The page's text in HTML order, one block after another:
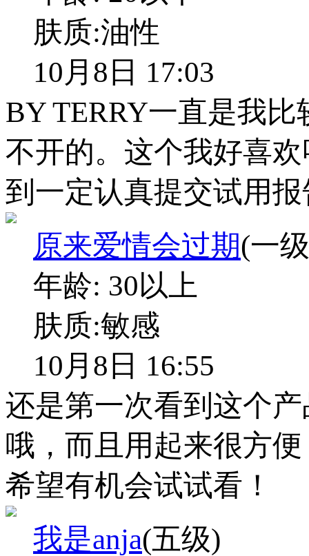
肤质:油性
10月8日 17:03
BY TERRY一直是我
不开的。这个我好喜
到一定认真提交试用
原来爱情会过期(一
年龄: 30以上
肤质:敏感
10月8日 16:55
还是第一次看到这个
哦，而且用起来很方
希望有机会试试看！
我是anja(五级)